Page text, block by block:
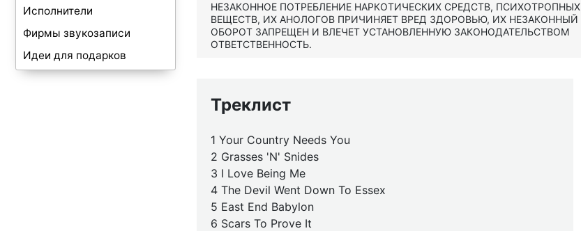
Исполнители
Фирмы звукозаписи
Идеи для подарков
НЕЗАКОННОЕ ПОТРЕБЛЕНИЕ НАРКОТИЧЕСКИХ СРЕДСТВ, ПСИХОТРОПНЫХ
ВЕЩЕСТВ, ИХ АНОЛОГОВ ПРИЧИНЯЕТ ВРЕД ЗДОРОВЬЮ, ИХ НЕЗАКОННЫЙ
ОБОРОТ ЗАПРЕЩЕН И ВЛЕЧЕТ УСТАНОВЛЕННУЮ ЗАКОНОДАТЕЛЬСТВОМ
ОТВЕТСТВЕННОСТЬ.
Треклист
1 Your Country Needs You
2 Grasses 'N' Snides
3 I Love Being Me
4 The Devil Went Down To Essex
5 East End Babylon
6 Scars To Prove It